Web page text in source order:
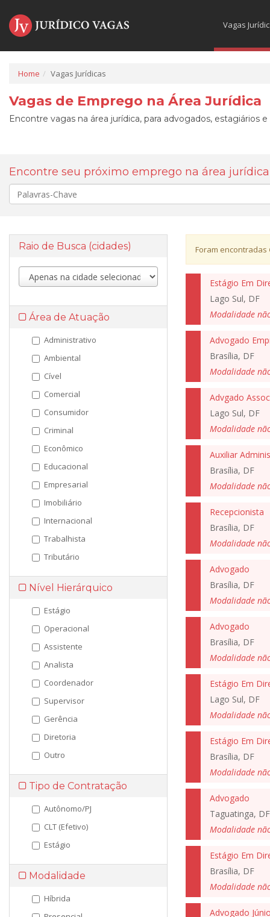
Vagas
Home Vagas Jurídicas
Vagas de Emprego na Área Jurídica
Encontre vagas na área jurídica, para advogados, estagiários
Encontre seu próximo emprego na área jurídica
Palavra-
chave
Raio de Busca (cidades)
Área de Atuação
Administrativo
Ambiental
Cível
Comercial
Consumidor
Criminal
Econômico
Educacional
Empresarial
Imobiliário
Internacional
Trabalhista
Tributário
Nível Hierárquico
Estágio
Operacional
Assistente
Analista
Coordenador
Supervisor
Gerência
Diretoria
Outro
Tipo de Contratação
Autônomo/PJ
CLT (Efetivo)
Estágio
Modalidade
Híbrida
Foram encontradas
Estágio Em
Lago Sul, DF
Modalidade
Advogado
Brasília, DF
Modalidade
Advgado
Lago Sul, DF
Modalidade
Auxiliar
Brasília, DF
Modalidade
Recepcionista
Brasília, DF
Modalidade
Advogado
Brasília, DF
Modalidade
Advogado
Brasília, DF
Modalidade
Estágio Em
Lago Sul, DF
Modalidade
Estágio Em
Brasília, DF
Modalidade
Advogado
Taguatinga, DF
Modalidade
Estágio Em
Brasília, DF
Modalidade
Advogado